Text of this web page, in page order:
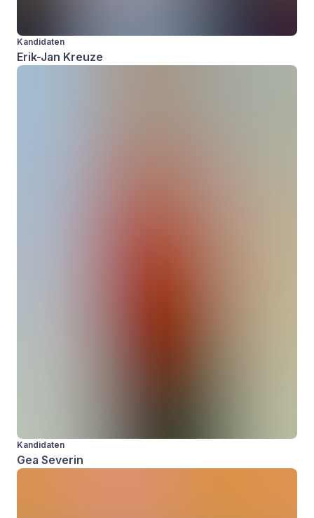
Kandidaten
Erik-Jan Kreuze
Kandidaten
Gea Severin